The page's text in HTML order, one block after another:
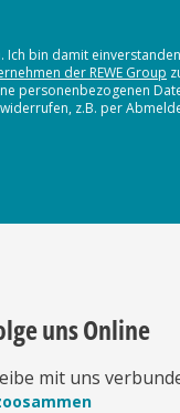
Ich bin damit
der REWE Group
personenbezogenen
z.B. per
uns Online
mit uns